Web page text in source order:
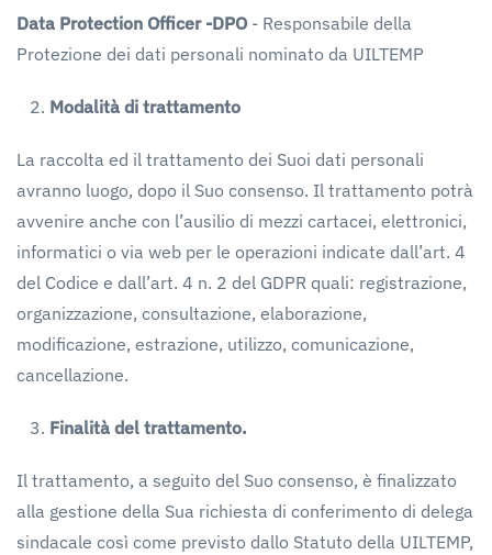
Data Protection Officer -DPO - Responsabile della
Protezione dei dati personali nominato da UILTEMP
Modalità di trattamento
La raccolta ed il trattamento dei Suoi dati personali
avranno luogo, dopo il Suo consenso. Il trattamento potrà
avvenire anche con l’ausilio di mezzi cartacei, elettronici,
informatici o via web per le operazioni indicate dall’art. 4
del Codice e dall’art. 4 n. 2 del GDPR quali: registrazione,
organizzazione, consultazione, elaborazione,
modificazione, estrazione, utilizzo, comunicazione,
cancellazione.
Finalità del trattamento.
Il trattamento, a seguito del Suo consenso, è finalizzato
alla gestione della Sua richiesta di conferimento di delega
sindacale così come previsto dallo Statuto della UILTEMP,